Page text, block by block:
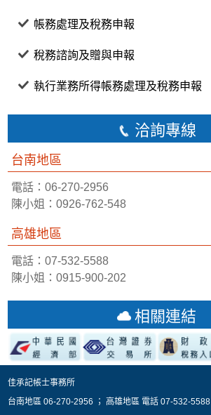
帳務處理及稅務申報
稅務諮詢及贈與申報
執行業務所得帳務處理及稅務申報
洽詢專線
台南地區
電話：06-270-2956
陳小姐：0926-762-548
高雄地區
電話：07-532-5588
陳小姐：0915-900-202
相關連結
佳承記帳士事務所
台南地區 06-270-2956 ； 高雄地區 電話 07-532-5588